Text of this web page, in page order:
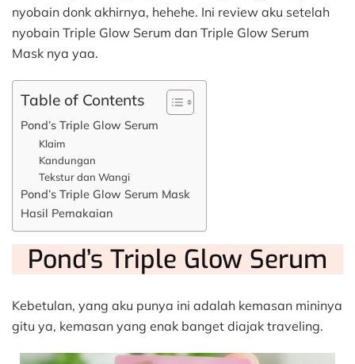
nyobain donk akhirnya, hehehe. Ini review aku setelah
nyobain Triple Glow Serum dan Triple Glow Serum
Mask nya yaa.
Table of Contents
Pond’s Triple Glow Serum
Klaim
Kandungan
Tekstur dan Wangi
Pond’s Triple Glow Serum Mask
Hasil Pemakaian
Pond’s Triple Glow Serum
Kebetulan, yang aku punya ini adalah kemasan mininya
gitu ya, kemasan yang enak banget diajak traveling.